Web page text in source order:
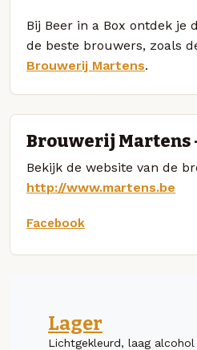
Bij Beer in a Box ontdek je
de beste brouwers, zoals
Brouwerij Martens.
Brouwerij Martens
Bekijk de website van de
http://www.martens.be
Facebook
Lager
Lichtgekleurd, laag alcohol